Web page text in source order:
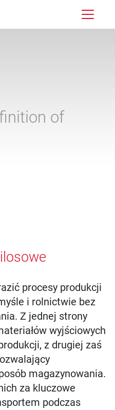
of
procesy produkcji
i rolnictwie bez
Z jednej strony
wyjściowych
z drugiej zaś
magazynowania.
za kluczowe
podczas